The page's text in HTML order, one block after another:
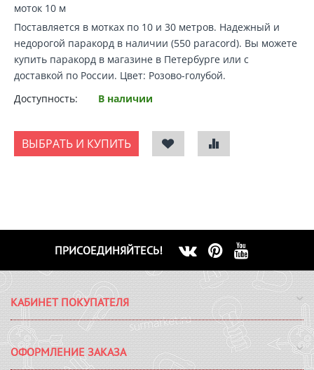
моток 10 м
Поставляется в мотках по 10 и 30 метров. Надежный и
недорогой паракорд в наличии (550 paracord). Вы можете
купить паракорд в магазине в Петербурге или с
доставкой по России. Цвет: Розово-голубой.
Доступность:
В наличии
ВЫБРАТЬ И КУПИТЬ
ПРИСОЕДИНЯЙТЕСЬ!
КАБИНЕТ ПОКУПАТЕЛЯ
ОФОРМЛЕНИЕ ЗАКАЗА